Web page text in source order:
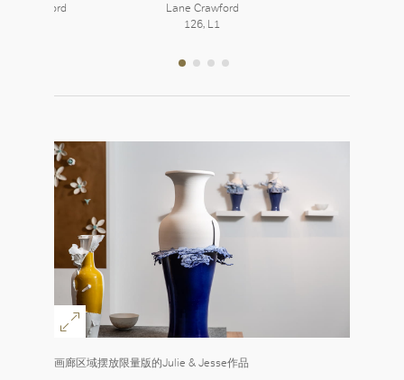
Crawford
Lane Crawford
126, L1
画廊区域摆放限量版的Julie & Jesse作品